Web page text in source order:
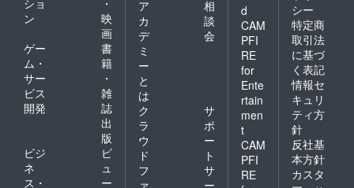
ン
映
画
ゲー
ム・
サー
ビス
開発
書
籍
・
雑
誌
出
版
ビジ
ネ
ス・
ビ
ュ
ー
ア
カ
デ
ミ
ー
と
は
相
談
会
ク
ラ
ウ
ド
フ
ァ
サ
ポ
ー
ト
サ
ー
d
CAM
PFI
RE
for
Ente
rtain
men
t
CAM
PFI
RE
シー
特定商
取引法
に基づ
く表記
情報セ
キュリ
ティ方
針
反社基
本方針
カスタ